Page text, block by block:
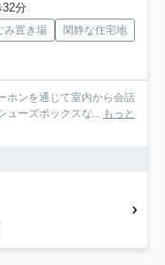
分
み置き場
閑静な住宅地
ホンを通じて室内から会話
ューズボックスな... もっと